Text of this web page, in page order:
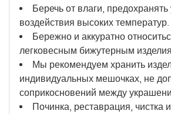
Беречь от влаги,
воздействия высоких температур.
Бережно и аккуратно
легковесным бижутерным
Мы рекомендуем хранить
индивидуальных мешочках, не
соприкосновений между
Починка, реставрация, чистка